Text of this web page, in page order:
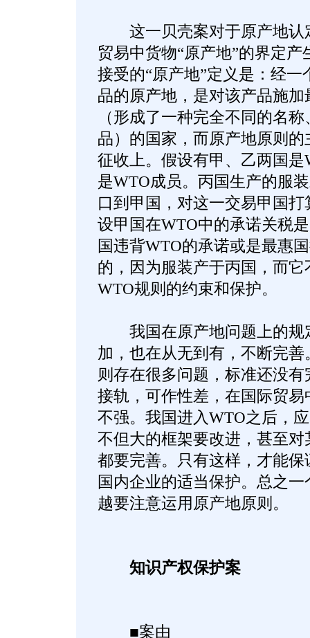
这一贝壳案对于原产地认
贸易中货物“原产地”的界定
接受的“原产地”定义是：经
品的原产地，是对该产品施
（形成了一种完全不同的名
品）的国家，而原产地原则
征收上。假设有甲、乙两国
是WTO成员。丙国生产的服
口到甲国，对这一交易甲国
设甲国在WTO中的承诺关税
国违背WTO的承诺或是最惠
的，因为服装产于丙国，而
WTO规则的约束和保护。
我国在原产地问题上的规
加，也在从无到有，不断完
则存在很多问题，标准还没
接轨，可作性差，在国际贸
不强。我国进入WTO之后，
不但大的框架要改进，甚至
都要完善。只有这样，才能
国内企业的适当保护。总之
越要注意运用原产地原则。
知识产权保护案
■案由